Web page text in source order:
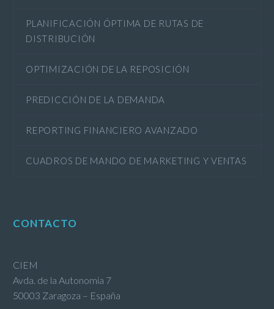
PLANIFICACIÓN ÓPTIMA DE RUTAS DE
DISTRIBUCIÓN
OPTIMIZACIÓN DE LA REPOSICIÓN
PREDICCIÓN DE LA DEMANDA
REPORTING FINANCIERO AVANZADO
CUADROS DE MANDO DE MARKETING Y VENTAS
CONTACTO
CIEM
Avda. de la Autonomía 7
50003 Zaragoza – España